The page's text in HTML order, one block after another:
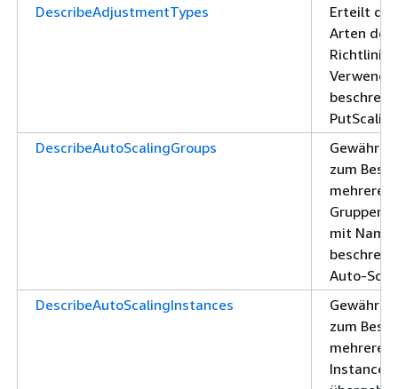
DescribeAdjustmentTypes
Erteilt die
Arten der
DescribeAutoScalingGroups
Gewährt
zum
mehrerer
Gruppen.
mit
Auto-
DescribeAutoScalingInstances
Gewährt
zum
mehrerer
Instances